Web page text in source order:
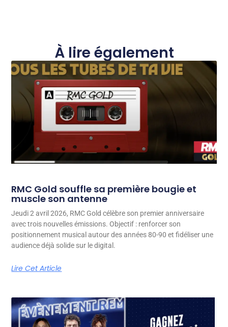
À lire également
RMC Gold souffle sa première bougie et
muscle son antenne
Jeudi 2 avril 2026, RMC Gold célèbre son premier anniversaire
avec trois nouvelles émissions. Objectif : renforcer son
positionnement musical autour des années 80-90 et fidéliser une
audience déjà solide sur le digital.
Lire Cet Article